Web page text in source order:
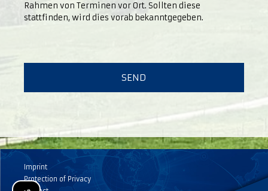
Rahmen von Terminen vor Ort. Sollten diese
stattfinden, wird dies vorab bekanntgegeben.
Imprint
Protection of Privacy